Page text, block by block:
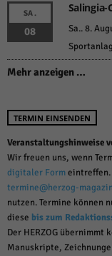
SA.
08
Salingia-
Sa.. 8.
Mehr anzeigen …
TERMIN EINSENDEN
Veranstaltungshinweise
Wir freuen uns, wenn
digitaler Formeintreffen.
termine@herzog-
nutzen. Termine können
diese bis zum
Der HERZOG
Manuskripte,